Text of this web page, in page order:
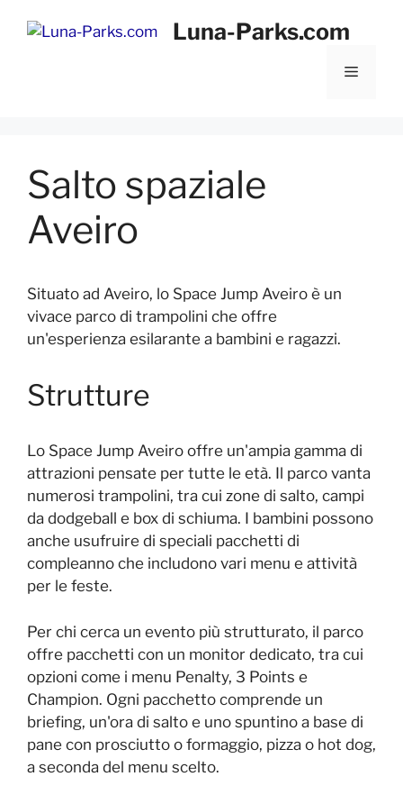
Luna-Parks.com
Menu
Salto spaziale
Aveiro
Situato ad Aveiro, lo Space Jump Aveiro è un
vivace parco di trampolini che offre
un'esperienza esilarante a bambini e ragazzi.
Strutture
Lo Space Jump Aveiro offre un'ampia gamma di
attrazioni pensate per tutte le età. Il parco vanta
numerosi trampolini, tra cui zone di salto, campi
da dodgeball e box di schiuma. I bambini possono
anche usufruire di speciali pacchetti di
compleanno che includono vari menu e attività
per le feste.
Per chi cerca un evento più strutturato, il parco
offre pacchetti con un monitor dedicato, tra cui
opzioni come i menu Penalty, 3 Points e
Champion. Ogni pacchetto comprende un
briefing, un'ora di salto e uno spuntino a base di
pane con prosciutto o formaggio, pizza o hot dog,
a seconda del menu scelto.